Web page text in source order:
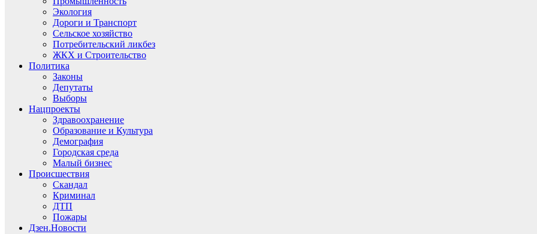
Экология
Дороги и Транспорт
Сельское хозяйство
Потребительский ликбез
ЖКХ и Строительство
Политика
Законы
Депутаты
Выборы
Нацпроекты
Здравоохранение
Образование и Культура
Демография
Городская среда
Малый бизнес
Происшествия
Скандал
Криминал
ДТП
Пожары
Дзен.Новости